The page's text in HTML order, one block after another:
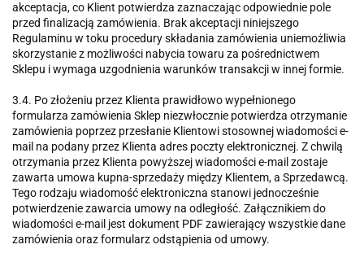
akceptacja, co Klient potwierdza zaznaczając odpowiednie pole
przed finalizacją zamówienia. Brak akceptacji niniejszego
Regulaminu w toku procedury składania zamówienia uniemożliwia
skorzystanie z możliwości nabycia towaru za pośrednictwem
Sklepu i wymaga uzgodnienia warunków transakcji w innej formie.
3.4. Po złożeniu przez Klienta prawidłowo wypełnionego
formularza zamówienia Sklep niezwłocznie potwierdza otrzymanie
zamówienia poprzez przesłanie Klientowi stosownej wiadomości e-
mail na podany przez Klienta adres poczty elektronicznej. Z chwilą
otrzymania przez Klienta powyższej wiadomości e-mail zostaje
zawarta umowa kupna-sprzedaży między Klientem, a Sprzedawcą.
Tego rodzaju wiadomość elektroniczna stanowi jednocześnie
potwierdzenie zawarcia umowy na odległość. Załącznikiem do
wiadomości e-mail jest dokument PDF zawierający wszystkie dane
zamówienia oraz formularz odstąpienia od umowy.